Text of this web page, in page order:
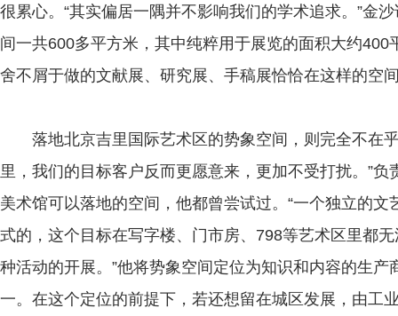
很累心。“其实偏居一隅并不影响我们的学术追求。”金
间一共600多平方米，其中纯粹用于展览的面积大约400
舍不屑于做的文献展、研究展、手稿展恰恰在这样的空
落地北京吉里国际艺术区的势象空间，则完全不在乎
里，我们的目标客户反而更愿意来，更加不受打扰。”
美术馆可以落地的空间，他都曾尝试过。“一个独立的
式的，这个目标在写字楼、门市房、798等艺术区里都
种活动的开展。”他将势象空间定位为知识和内容的生
一。在这个定位的前提下，若还想留在城区发展，由工